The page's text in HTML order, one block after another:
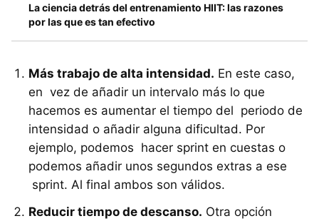
La ciencia detrás del entrenamiento HIIT: las razones
por las que es tan efectivo
Más trabajo de alta intensidad. En este caso,
en vez de añadir un intervalo más lo que
hacemos es aumentar el tiempo del periodo de
intensidad o añadir alguna dificultad. Por
ejemplo, podemos hacer sprint en cuestas o
podemos añadir unos segundos extras a ese
sprint. Al final ambos son válidos.
Reducir tiempo de descanso. Otra opción